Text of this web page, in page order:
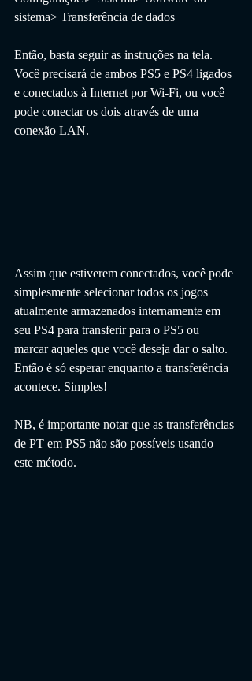
sistema> Transferência de dados
Então, basta seguir as instruções na tela.
Você precisará de ambos PS5 e PS4 ligados
e conectados à Internet por Wi-Fi, ou você
pode conectar os dois através de uma
conexão LAN.
Assim que estiverem conectados, você pode
simplesmente selecionar todos os jogos
atualmente armazenados internamente em
seu PS4 para transferir para o PS5 ou
marcar aqueles que você deseja dar o salto.
Então é só esperar enquanto a transferência
acontece. Simples!
NB, é importante notar que as transferências
de PT em PS5 não são possíveis usando
este método.